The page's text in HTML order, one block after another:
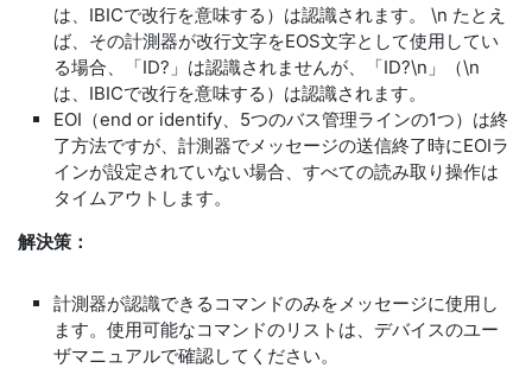
は、IBICで改行を意味する）は認識されます。 \n たとえ
ば、その計測器が改行文字をEOS文字として使用してい
る場合、「ID?」は認識されませんが、「ID?\n」（\n
は、IBICで改行を意味する）は認識されます。
EOI（end or identify、5つのバス管理ラインの1つ）は終
了方法ですが、計測器でメッセージの送信終了時にEOIラ
インが設定されていない場合、すべての読み取り操作は
タイムアウトします。
解決策：
計測器が認識できるコマンドのみをメッセージに使用し
ます。使用可能なコマンドのリストは、デバイスのユー
ザマニュアルで確認してください。